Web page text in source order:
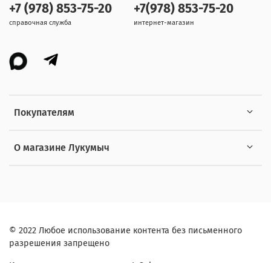
Покупателям
О магазине Лукумыч
+7 (978) 853-75-20
справочная служба
+7(978) 853-75-20
интернет-магазин
© 2022 Любое использование контента без письменного
разрешения запрещено